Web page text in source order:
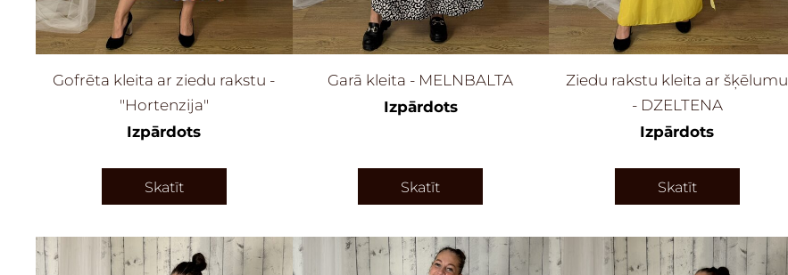
Gofrēta kleita ar ziedu rakstu -
"Hortenzija"
Izpārdots
Skatīt
Garā kleita - MELNBALTA
Izpārdots
Skatīt
Ziedu rakstu kleita ar šķēlumu
- DZELTENA
Izpārdots
Skatīt